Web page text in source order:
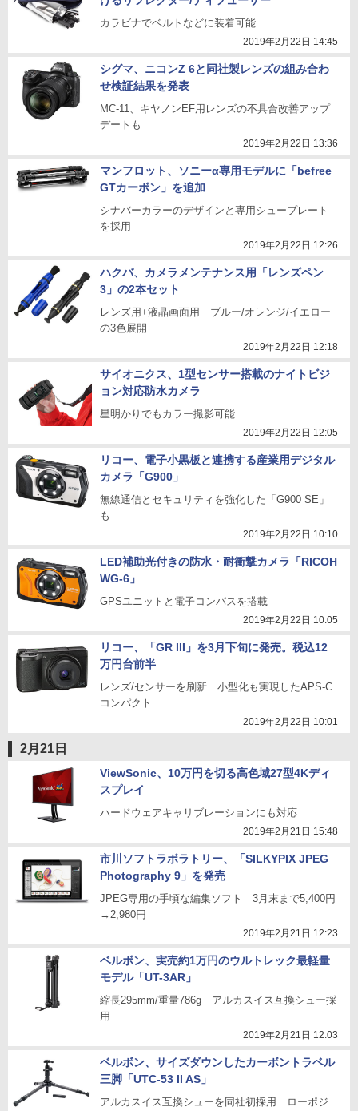
カラビナでベルトなどに装着可能
2019年2月22日 14:45
シグマ、ニコンZ 6と同社製レンズの組み合わ
せ検証結果を発表
MC-11、キヤノンEF用レンズの不具合改善アップ
デートも
2019年2月22日 13:36
マンフロット、ソニーα専用モデルに「befree
GTカーボン」を追加
シナバーカラーのデザインと専用シュープレート
を採用
2019年2月22日 12:26
ハクバ、カメラメンテナンス用「レンズペン
3」の2本セット
レンズ用+液晶画面用 ブルー/オレンジ/イエロー
の3色展開
2019年2月22日 12:18
サイオニクス、1型センサー搭載のナイトビジ
ョン対応防水カメラ
星明かりでもカラー撮影可能
2019年2月22日 12:05
リコー、電子小黒板と連携する産業用デジタル
カメラ「G900」
無線通信とセキュリティを強化した「G900 SE」
も
2019年2月22日 10:10
LED補助光付きの防水・耐衝撃カメラ「RICOH
WG-6」
GPSユニットと電子コンパスを搭載
2019年2月22日 10:05
リコー、「GR III」を3月下旬に発売。税込12
万円台前半
レンズ/センサーを刷新 小型化も実現したAPS-C
コンパクト
2019年2月22日 10:01
2月21日
ViewSonic、10万円を切る高色域27型4Kディ
スプレイ
ハードウェアキャリブレーションにも対応
2019年2月21日 15:48
市川ソフトラボラトリー、「SILKYPIX JPEG
Photography 9」を発売
JPEG専用の手頃な編集ソフト 3月末まで5,400円
→2,980円
2019年2月21日 12:23
ベルボン、実売約1万円のウルトレック最軽量
モデル「UT-3AR」
縮長295mm/重量786g アルカスイス互換シュー採
用
2019年2月21日 12:03
ベルボン、サイズダウンしたカーボントラベル
三脚「UTC-53 II AS」
アルカスイス互換シューを同社初採用 ローポジ